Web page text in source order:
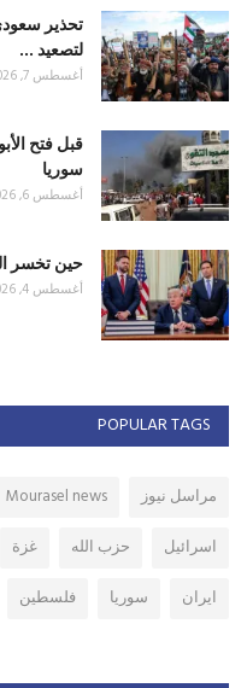
تحذير
لتصعيد ...
أغسطس 7, 2026
قبل فتح
سوريا
أغسطس 6, 2026
حين تخسر
أغسطس 4, 2026
POPULAR TAGS
مراسل نيوز Mourasel news
اسرائيل
حزب الله غزة
ايران
سوريا فلسطين